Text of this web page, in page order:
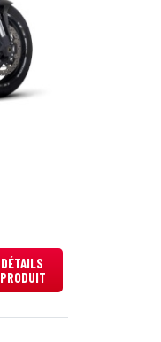
DÉTAILS
PRODUIT